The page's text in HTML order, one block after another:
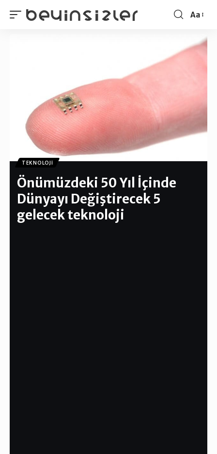
Aa
TEKNOLOJI
Önümüzdeki 50 Yıl İçinde
Dünyayı Değiştirecek 5
gelecek teknoloji